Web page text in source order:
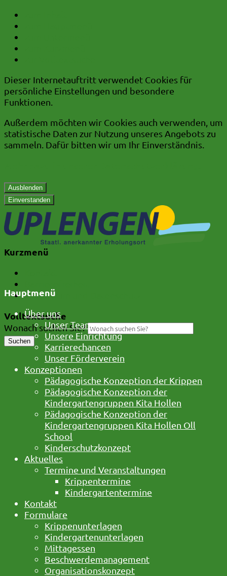
Dieser Internetauftritt verwendet Cookies für
persönliche Einstellungen und besondere
Funktionen.
Außerdem möchten wir Cookies auch verwenden, um
statistische Daten zur Nutzung unseres Angebots zu
sammeln. Dafür bitten wir um Ihr Einverständnis.
Ausblenden
Einverstanden
Kurzmenü
Impressum und Datenschutz
Volltextsuche
Wonach suchen Sie?
Suchen
Hauptmenü
Über uns
Unser Team
Unsere Einrichtung
Karrierechancen
Unser Förderverein
Konzeptionen
Pädagogische Konzeption der Krippen
Pädagogische Konzeption der
Kindergartengruppen Kita Hollen
Pädagogische Konzeption der
Kindergartengruppen Kita Hollen Oll
School
Kinderschutzkonzept
Aktuelles
Termine und Veranstaltungen
Krippentermine
Kindergartentermine
Kontakt
Formulare
Krippenunterlagen
Kindergartenunterlagen
Mittagessen
Beschwerdemanagement
Organisationskonzept